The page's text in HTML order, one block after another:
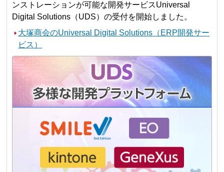
ンストレーションが可能な開発サービスUniversal
Digital Solutions（UDS）の受付を開始しました。
大塚商会のUniversal Digital Solutions（ERP開発サー
ビス）